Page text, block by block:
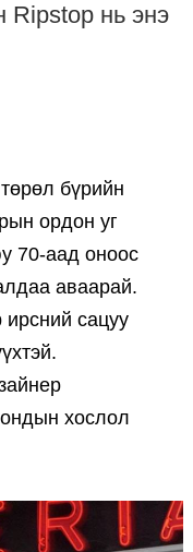
Ripstop нь энэ
бүрийн
ордон уг
70-аад оноос
аваарай.
ирсний сацуу
хослол